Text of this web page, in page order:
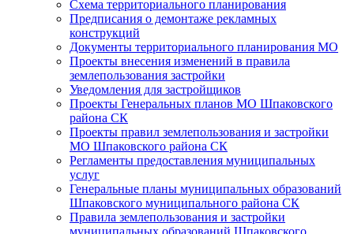
Схема территориального планирования
Предписания о демонтаже рекламных
конструкций
Документы территориального планирования МО
Проекты внесения изменений в правила
землепользования застройки
Уведомления для застройщиков
Проекты Генеральных планов МО Шпаковского
района СК
Проекты правил землепользования и застройки
МО Шпаковского района СК
Регламенты предоставления муниципальных
услуг
Генеральные планы муниципальных образований
Шпаковского муниципального района СК
Правила землепользования и застройки